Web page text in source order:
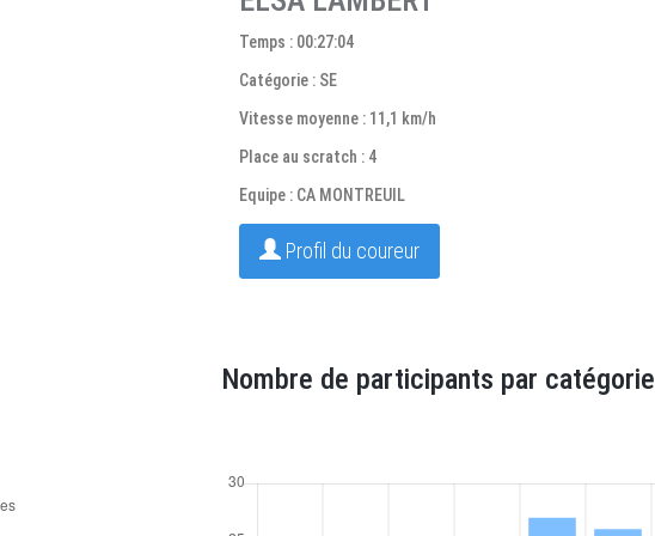
Temps : 00:27:04
Catégorie : SE
Vitesse moyenne : 11,1 km/h
Place au scratch : 4
Equipe : CA MONTREUIL
Profil du coureur
Nombre de participants par catégorie